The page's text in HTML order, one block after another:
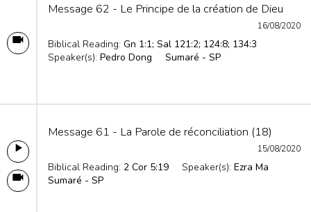
Message 62 - Le Principe de la création de Dieu
16/08/2020
Biblical Reading: Gn 1:1; Sal 121:2; 124:8; 134:3
Speaker(s): Pedro Dong Sumaré - SP
Message 61 - La Parole de réconciliation (18)
15/08/2020
Biblical Reading: 2 Cor 5:19 Speaker(s): Ezra Ma
Sumaré - SP